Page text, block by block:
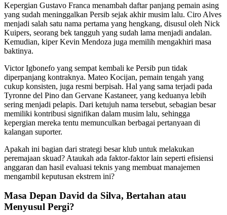
Kepergian Gustavo Franca menambah daftar panjang pemain asing
yang sudah meninggalkan Persib sejak akhir musim lalu. Ciro Alves
menjadi salah satu nama pertama yang hengkang, disusul oleh Nick
Kuipers, seorang bek tangguh yang sudah lama menjadi andalan.
Kemudian, kiper Kevin Mendoza juga memilih mengakhiri masa
baktinya.
Victor Igbonefo yang sempat kembali ke Persib pun tidak
diperpanjang kontraknya. Mateo Kocijan, pemain tengah yang
cukup konsisten, juga resmi berpisah. Hal yang sama terjadi pada
Tyronne del Pino dan Gervane Kastaneer, yang keduanya lebih
sering menjadi pelapis. Dari ketujuh nama tersebut, sebagian besar
memiliki kontribusi signifikan dalam musim lalu, sehingga
kepergian mereka tentu memunculkan berbagai pertanyaan di
kalangan suporter.
Apakah ini bagian dari strategi besar klub untuk melakukan
peremajaan skuad? Ataukah ada faktor-faktor lain seperti efisiensi
anggaran dan hasil evaluasi teknis yang membuat manajemen
mengambil keputusan ekstrem ini?
Masa Depan David da Silva, Bertahan atau
Menyusul Pergi?